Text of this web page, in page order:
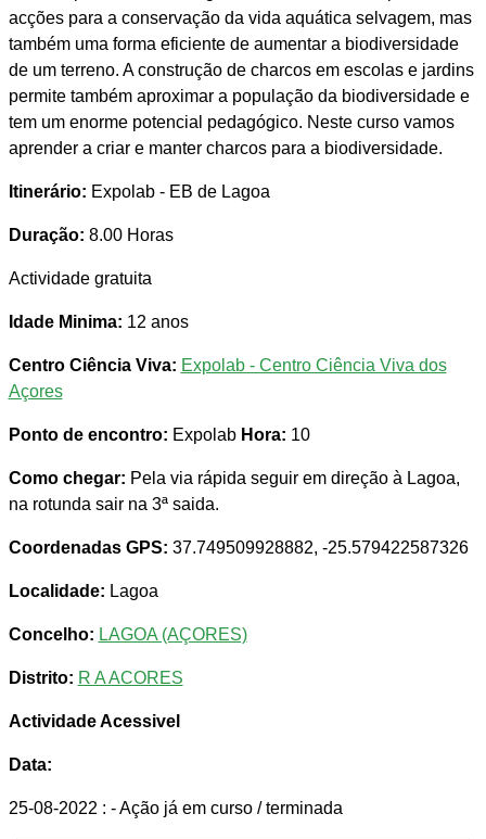
acções para a conservação da vida aquática selvagem, mas
também uma forma eficiente de aumentar a biodiversidade
de um terreno. A construção de charcos em escolas e jardins
permite também aproximar a população da biodiversidade e
tem um enorme potencial pedagógico. Neste curso vamos
aprender a criar e manter charcos para a biodiversidade.
Itinerário: Expolab - EB de Lagoa
Duração: 8.00 Horas
Actividade gratuita
Idade Minima: 12 anos
Centro Ciência Viva: Expolab - Centro Ciência Viva dos
Açores
Ponto de encontro: Expolab Hora: 10
Como chegar: Pela via rápida seguir em direção à Lagoa,
na rotunda sair na 3ª saida.
Coordenadas GPS: 37.749509928882, -25.579422587326
Localidade: Lagoa
Concelho: LAGOA (AÇORES)
Distrito: R A ACORES
Actividade Acessivel
Data:
25-08-2022 : - Ação já em curso / terminada